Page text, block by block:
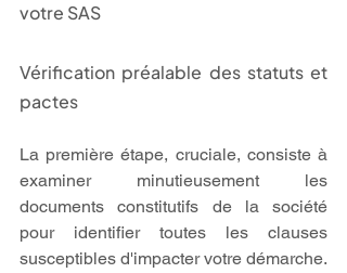
votre SAS
Vérification préalable des statuts et
pactes
La première étape, cruciale, consiste à
examiner minutieusement les
documents constitutifs de la société
pour identifier toutes les clauses
susceptibles d'impacter votre démarche.